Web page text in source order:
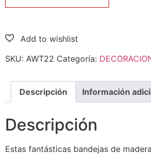
SKU: AWT22 Categoría:
Descripción Información
Descripción
Estas fantásticas bandejas de